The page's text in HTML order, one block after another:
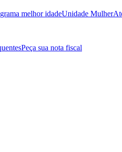
melhor idadeUnidade Mulher
Peça sua nota fiscal